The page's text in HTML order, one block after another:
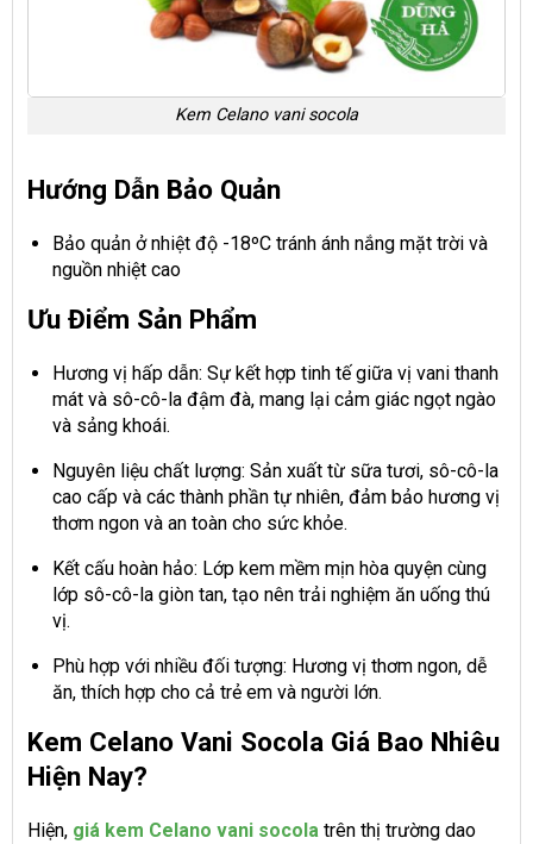
Kem Celano vani socola
Hướng Dẫn Bảo Quản
Bảo quản ở nhiệt độ -18ºC tránh ánh nắng mặt trời và
nguồn nhiệt cao
Ưu Điểm Sản Phẩm
Hương vị hấp dẫn: Sự kết hợp tinh tế giữa vị vani thanh
mát và sô-cô-la đậm đà, mang lại cảm giác ngọt ngào
và sảng khoái.
Nguyên liệu chất lượng: Sản xuất từ sữa tươi, sô-cô-la
cao cấp và các thành phần tự nhiên, đảm bảo hương vị
thơm ngon và an toàn cho sức khỏe.
Kết cấu hoàn hảo: Lớp kem mềm mịn hòa quyện cùng
lớp sô-cô-la giòn tan, tạo nên trải nghiệm ăn uống thú
vị.
Phù hợp với nhiều đối tượng: Hương vị thơm ngon, dễ
ăn, thích hợp cho cả trẻ em và người lớn.
Kem Celano Vani Socola Giá Bao Nhiêu
Hiện Nay?
Hiện, giá kem Celano vani socola trên thị trường dao